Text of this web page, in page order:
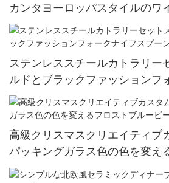
カンタヨーロッパスタイルのワ
ィストリビュータークリエイテ
ステンレススチールカトラリー
ルドとブラックファッションフ
ンセット
高級クリスマスクリエイティブ
パッキングガラス色の色を変え
ールカップ15オンス